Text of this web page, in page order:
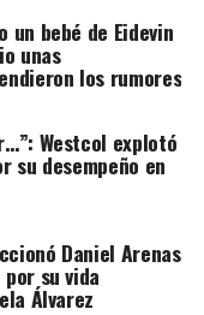
un bebé de Eidevin
unas
los rumores
Westcol explotó
su desempeño en
Daniel Arenas
su vida
Álvarez